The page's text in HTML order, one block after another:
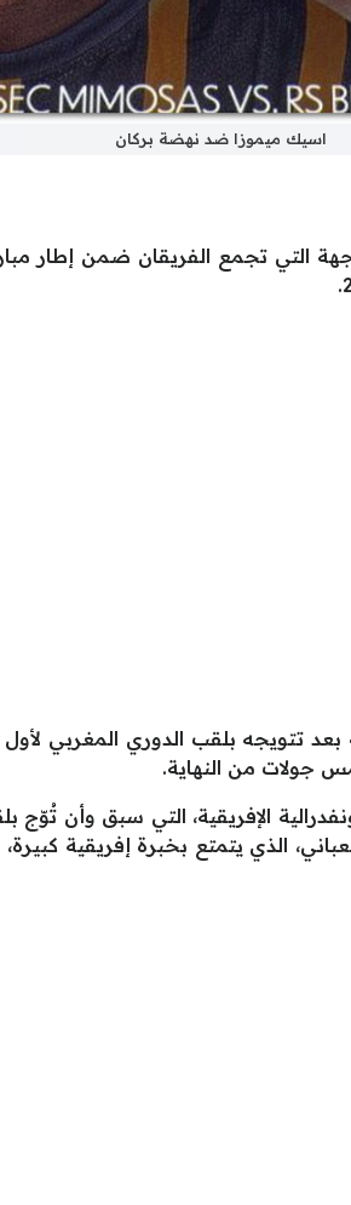
اسيك ميموزا ضد نهضة بركان
التي تجمع الفريقان ضمن إطار
تتويجه بلقب الدوري المغربي
جولات من النهاية.
الإفريقية، التي سبق وأن تُوّج
الذي يتمتع بخبرة إفريقية